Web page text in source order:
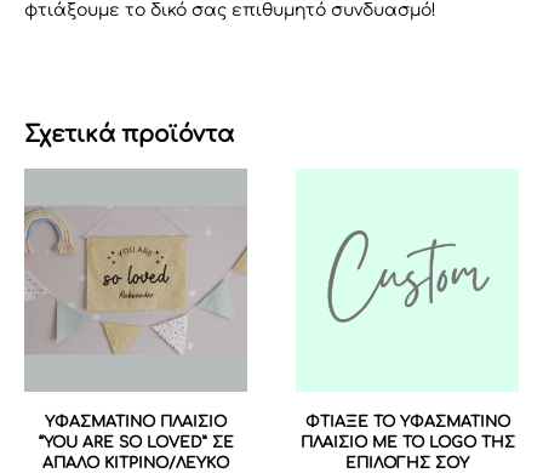
φτιάξουμε το δικό σας επιθυμητό συνδυασμό!
Σχετικά προϊόντα
ΥΦΑΣΜΑΤΙΝΟ ΠΛΑΙΣΙΟ
“YOU ARE SO LOVED” ΣΕ
ΑΠΑΛΟ ΚΙΤΡΙΝΟ/ΛΕΥΚΟ
ΦΤΙΑΞΕ ΤΟ ΥΦΑΣΜΑΤΙΝΟ
ΠΛΑΙΣΙΟ ΜΕ ΤΟ LOGO ΤΗΣ
ΕΠΙΛΟΓΗΣ ΣΟΥ